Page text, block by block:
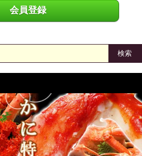
会員登録
検索